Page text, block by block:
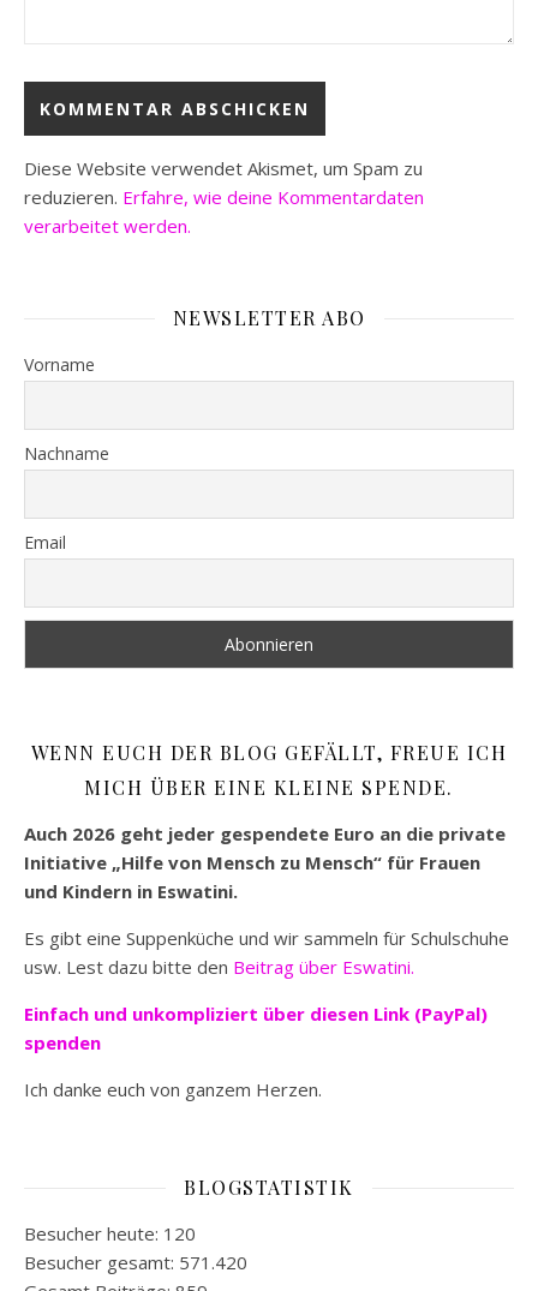
Diese Website verwendet Akismet, um Spam zu
reduzieren. Erfahre, wie deine Kommentardaten
verarbeitet werden.
NEWSLETTER ABO
Vorname
Nachname
Email
WENN EUCH DER BLOG GEFÄLLT, FREUE ICH
MICH ÜBER EINE KLEINE SPENDE.
Auch 2026 geht jeder gespendete Euro an die private
Initiative „Hilfe von Mensch zu Mensch“ für Frauen
und Kindern in Eswatini.
Es gibt eine Suppenküche und wir sammeln für Schulschuhe
usw. Lest dazu bitte den Beitrag über Eswatini.
Einfach und unkompliziert über diesen Link (PayPal)
spenden
Ich danke euch von ganzem Herzen.
BLOGSTATISTIK
Besucher heute: 120
Besucher gesamt: 571.420